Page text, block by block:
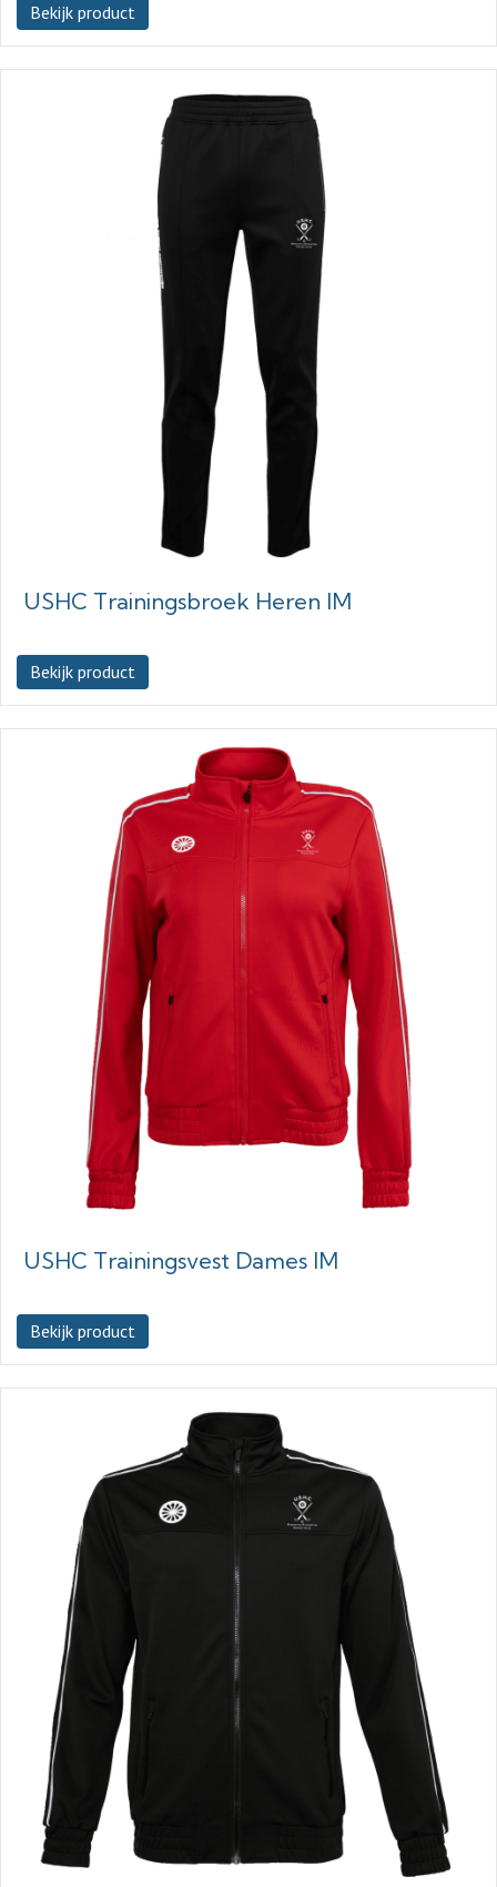
Bekijk product
USHC Trainingsbroek Heren IM
Bekijk product
USHC Trainingsvest Dames IM
Bekijk product